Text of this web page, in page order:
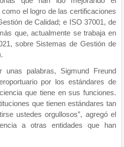
el logro de las certificaciones
de Calidad; e ISO 37001, de
que, actualmente se trabaja en
sobre Sistemas de Gestión de
palabras, Sigmund Freund
por los estándares de
que tiene en sus funciones.
que tienen estándares tan
ustedes orgullosos”, agregó el
a otras entidades que han